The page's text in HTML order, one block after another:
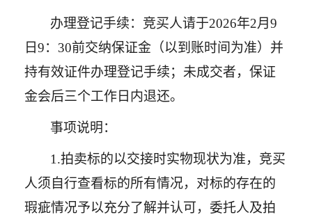
办理登记手续：竞买人请于2026年2月 9
日9： 30前交纳保证金 （以到账时间为准） 并
持有效证件办理登记手续；未成交者，保证
金会后三个工作日内退还。
事项说明：
1.拍卖标的以交接时实物现状为准，竞买
人须自行查看标的所有情况，对标的存在的
瑕疵情况予以充分了解并认可，委托人及拍